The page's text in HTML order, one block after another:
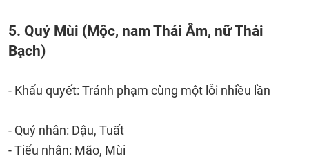
5. Quý Mùi (Mộc, nam Thái Âm, nữ Thái
Bạch)
- Khẩu quyết: Tránh phạm cùng một lỗi nhiều lần
- Quý nhân: Dậu, Tuất
- Tiểu nhân: Mão, Mùi